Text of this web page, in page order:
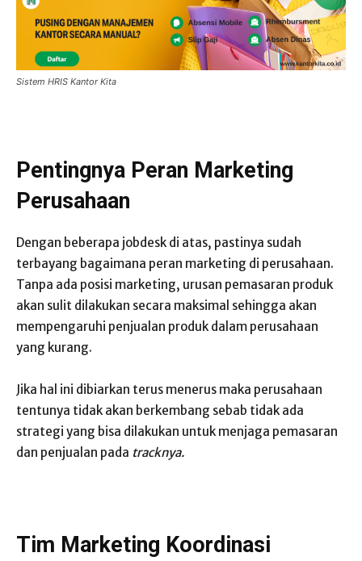
Sistem HRIS Kantor Kita
Pentingnya Peran Marketing
Perusahaan
Dengan beberapa jobdesk di atas, pastinya sudah
terbayang bagaimana peran marketing di perusahaan.
Tanpa ada posisi marketing, urusan pemasaran produk
akan sulit dilakukan secara maksimal sehingga akan
mempengaruhi penjualan produk dalam perusahaan
yang kurang.
Jika hal ini dibiarkan terus menerus maka perusahaan
tentunya tidak akan berkembang sebab tidak ada
strategi yang bisa dilakukan untuk menjaga pemasaran
dan penjualan pada tracknya.
Tim Marketing Koordinasi